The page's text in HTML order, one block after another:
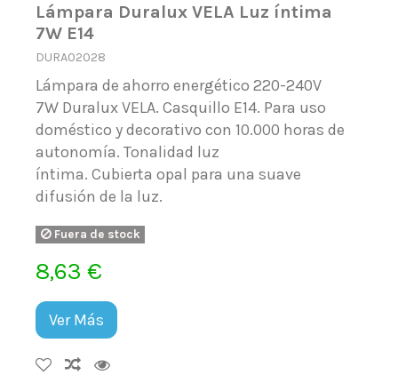
Lámpara Duralux VELA Luz íntima
7W E14
DURA02028
Lámpara de ahorro energético 220-240V
7W Duralux VELA. Casquillo E14. Para uso
doméstico y decorativo con 10.000 horas de
autonomía. Tonalidad luz
íntima. Cubierta opal para una suave
difusión de la luz.
Fuera de stock
8,63 €
Ver Más